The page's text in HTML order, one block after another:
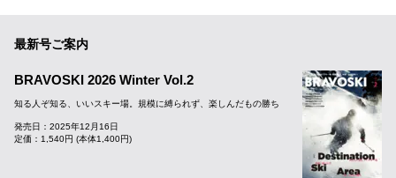
最新号ご案内
BRAVOSKI 2026 Winter Vol.2
知る人ぞ知る、いいスキー場。規模に縛られず、楽しんだもの勝ち
発売日：2025年12月16日
定価：1,540円 (本体1,400円)